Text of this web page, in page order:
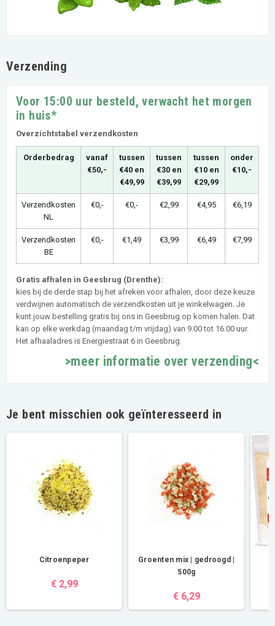
Verzending
Voor 15:00 uur besteld, verwacht het morgen
in huis*
Overzichtstabel verzendkosten
Orderbedrag
vanaf
€50,-
tussen
€40 en
€49,99
tussen
€30 en
€39,99
tussen
€10 en
€29,99
onder
€10,-
Verzendkosten
NL
€0,- €0,- €2,99 €4,95 €6,19
Verzendkosten
BE
€0,- €1,49 €3,99 €6,49 €7,99
Gratis afhalen in Geesbrug (Drenthe):
kies bij de derde stap bij het afreken voor afhalen, door deze keuze
verdwijnen automatisch de verzendkosten uit je winkelwagen. Je
kunt jouw bestelling gratis bij ons in Geesbrug op komen halen. Dat
kan op elke werkdag (maandag t/m vrijdag) van 9.00 tot 16.00 uur.
Het afhaaladres is Energiestraat 6 in Geesbrug.
>meer informatie over verzending<
Je bent misschien ook geïnteresseerd in
Citroenpeper
€ 2,99
Groenten mix | gedroogd |
500g
€ 6,29